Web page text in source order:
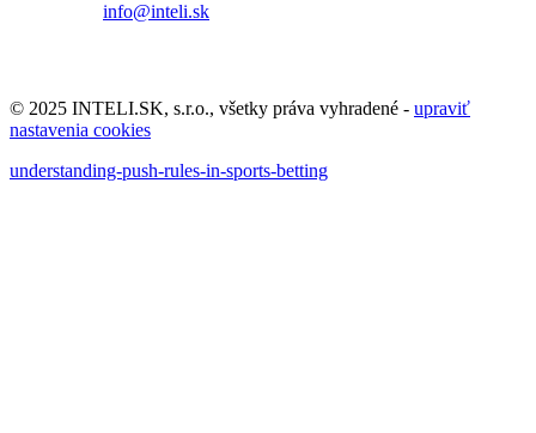
info@inteli.sk
© 2025 INTELI.SK, s.r.o., všetky práva vyhradené - upraviť
nastavenia cookies
understanding-push-rules-in-sports-betting